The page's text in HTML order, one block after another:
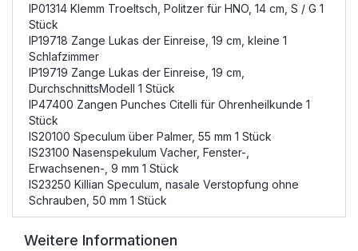
IP01314 Klemm Troeltsch, Politzer für HNO, 14 cm, S / G 1
Stück
IP19718 Zange Lukas der Einreise, 19 cm, kleine 1
Schlafzimmer
IP19719 Zange Lukas der Einreise, 19 cm,
DurchschnittsModell 1 Stück
IP47400 Zangen Punches Citelli für Ohrenheilkunde 1
Stück
IS20100 Speculum über Palmer, 55 mm 1 Stück
IS23100 Nasenspekulum Vacher, Fenster-,
Erwachsenen-, 9 mm 1 Stück
IS23250 Killian Speculum, nasale Verstopfung ohne
Schrauben, 50 mm 1 Stück
Weitere Informationen